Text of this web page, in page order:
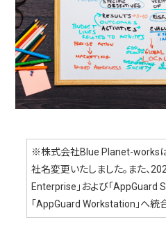
※株式会社Blue Planet-works
社名変更いたしました。また、
Enterprise」および「AppGuard
「AppGuard Workstation」へ統